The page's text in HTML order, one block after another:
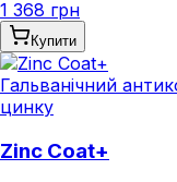
1 368 грн
Купити
Гальванічний
цинку
Zinc Coat+